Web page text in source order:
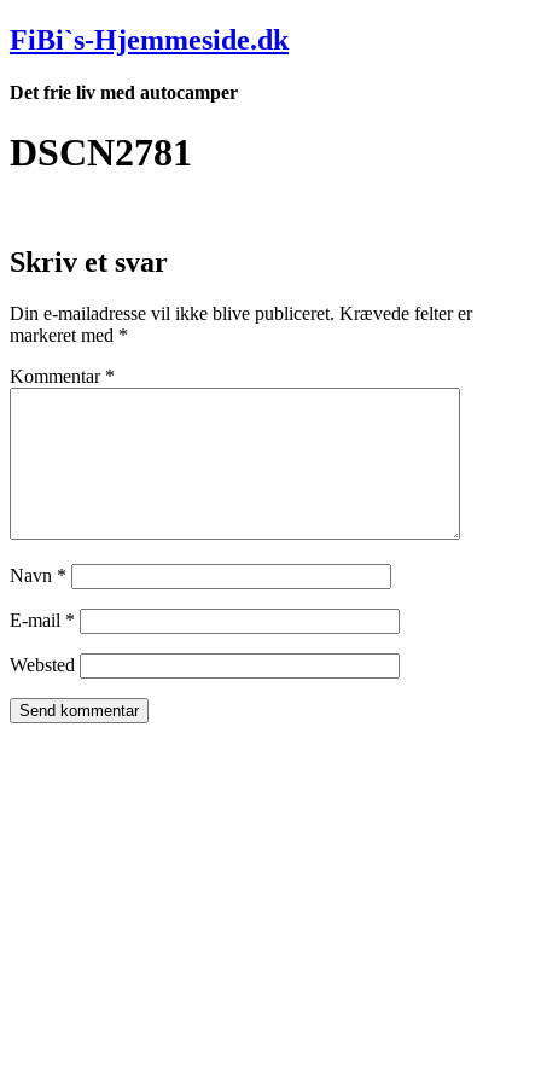
Videre
til
FiBi`s-Hjemmeside.dk
Det frie liv med autocamper
DSCN2781
Skriv et svar
Din e-mailadresse vil ikke blive publiceret. Krævede felter er
markeret med *
Kommentar *
Navn *
E-mail *
Websted